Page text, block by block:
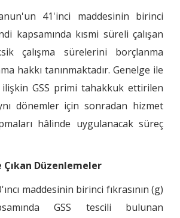
41'inci maddesinin birinci
kapsamında kısmi süreli çalışan
çalışma sürelerini borçlanma
hakkı tanınmaktadır. Genelge ile
GSS primi tahakkuk ettirilen
dönemler için sonradan hizmet
hâlinde uygulanacak süreç
Çıkan Düzenlemeler
maddesinin birinci fıkrasının (g)
GSS tescili bulunan